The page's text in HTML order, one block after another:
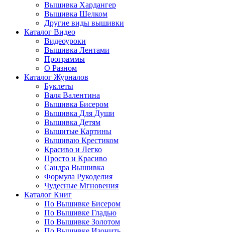
Вышивка Хардангер
Вышивка Шелком
Другие виды вышивки
Каталог Видео
Видеоуроки
Вышивка Лентами
Программы
О Разном
Каталог Журналов
Буклеты
Валя Валентина
Вышивка Бисером
Вышивка Для Души
Вышивка Детям
Вышитые Картины
Вышиваю Крестиком
Красиво и Легко
Просто и Красиво
Сандра Вышивка
Формула Рукоделия
Чудесные Мгновения
Каталог Книг
По Вышивке Бисером
По Вышивке Гладью
По Вышивке Золотом